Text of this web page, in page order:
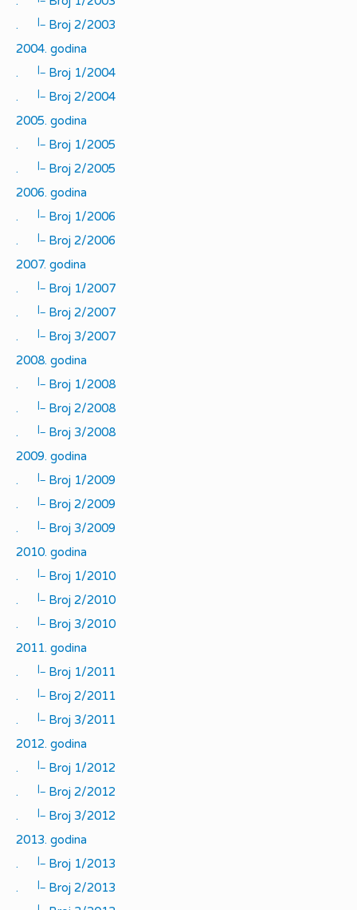
.
|_
Broj 2/2003
2004. godina
.
|_
Broj 1/2004
.
|_
Broj 2/2004
2005. godina
.
|_
Broj 1/2005
.
|_
Broj 2/2005
2006. godina
.
|_
Broj 1/2006
.
|_
Broj 2/2006
2007. godina
.
|_
Broj 1/2007
.
|_
Broj 2/2007
.
|_
Broj 3/2007
2008. godina
.
|_
Broj 1/2008
.
|_
Broj 2/2008
.
|_
Broj 3/2008
2009. godina
.
|_
Broj 1/2009
.
|_
Broj 2/2009
.
|_
Broj 3/2009
2010. godina
.
|_
Broj 1/2010
.
|_
Broj 2/2010
.
|_
Broj 3/2010
2011. godina
.
|_
Broj 1/2011
.
|_
Broj 2/2011
.
|_
Broj 3/2011
2012. godina
.
|_
Broj 1/2012
.
|_
Broj 2/2012
.
|_
Broj 3/2012
2013. godina
.
|_
Broj 1/2013
.
|_
Broj 2/2013